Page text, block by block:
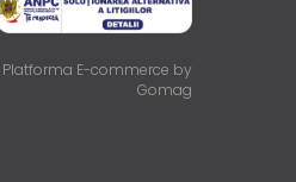
Platforma E-commerce by
Gomag